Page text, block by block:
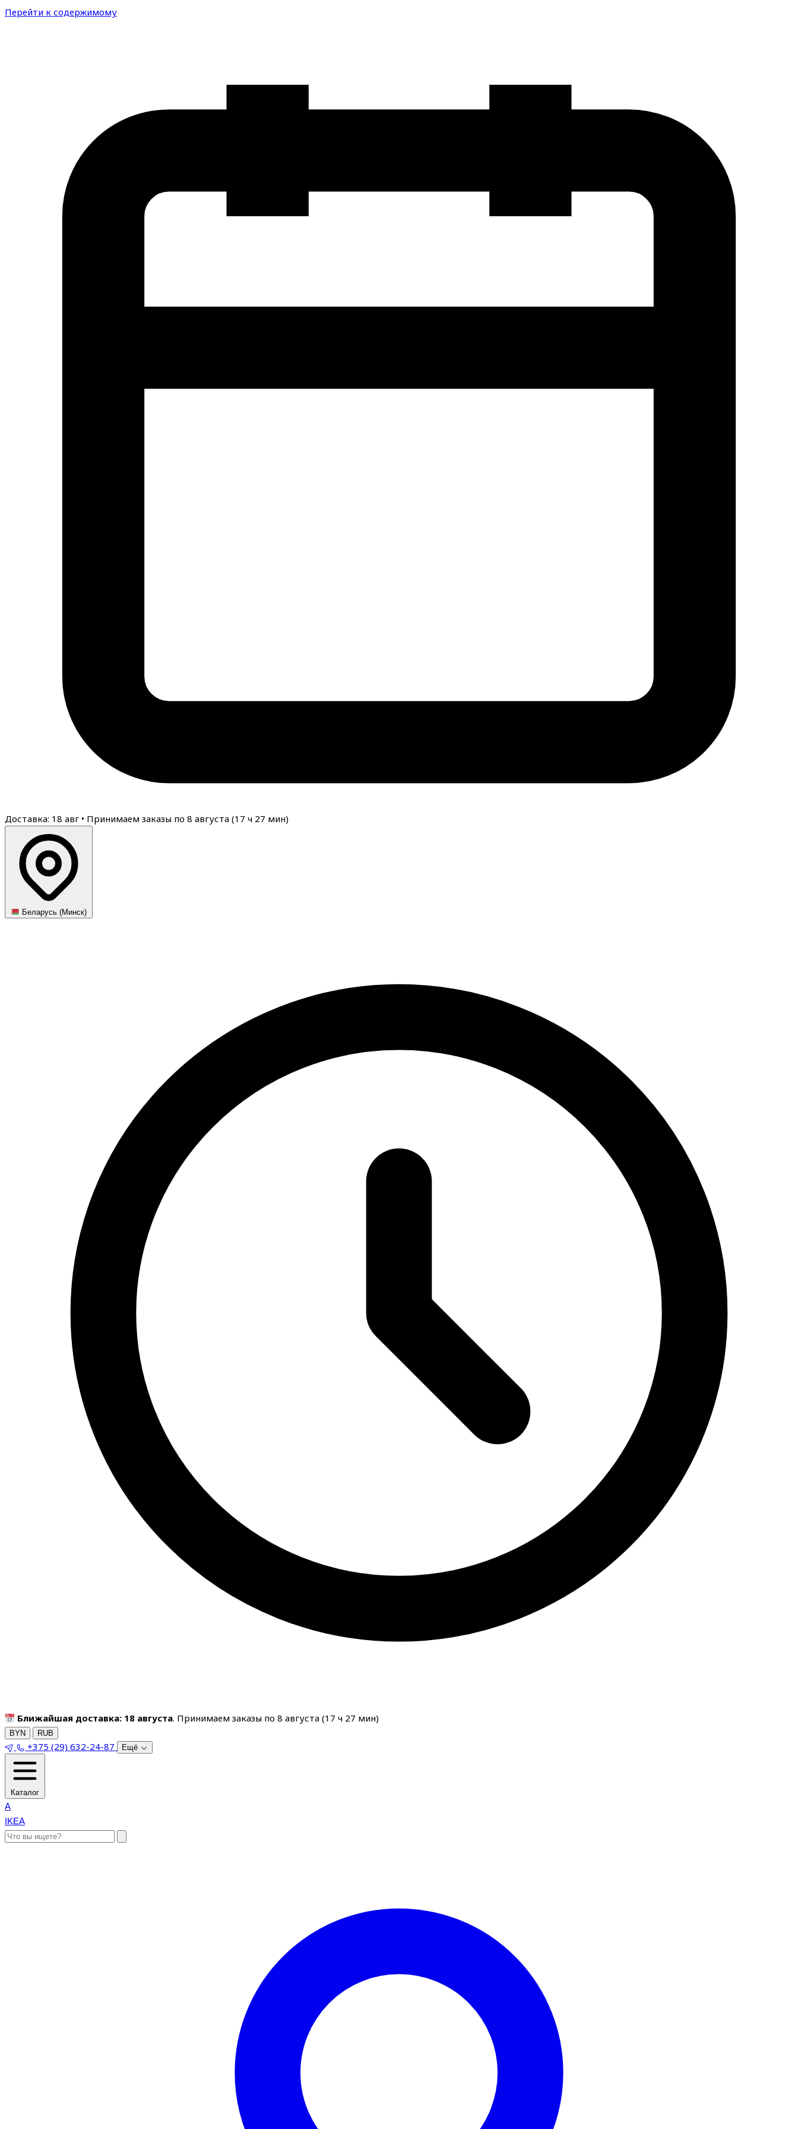
Перейти к содержимому
Доставка: 18 авг • Принимаем заказы по 8 августа (17 ч 27 мин)
Беларусь (Минск)
Ближайшая доставка: 18 августа. Принимаем заказы по 8 августа (17 ч 27 мин)
BYN RUB
+375 (29) 632-24-87 Ещё
Каталог
A
IKEA